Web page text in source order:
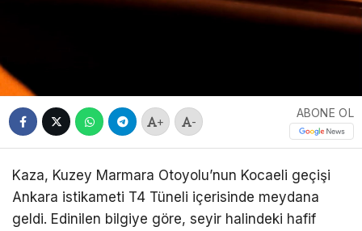
+ -
ABONE OL
Kaza, Kuzey Marmara Otoyolu’nun Kocaeli geçişi
Ankara istikameti T4 Tüneli içerisinde meydana
geldi. Edinilen bilgiye göre, seyir halindeki hafif